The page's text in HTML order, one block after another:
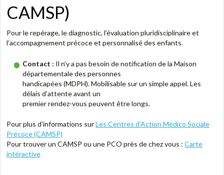
CAMSP)
Pour le repérage, le diagnostic, l’évaluation pluridisciplinaire et
l’accompagnement précoce et personnalisé des enfants.
Contact : Il n’y a pas besoin de notification de la Maison
départementale des personnes
handicapées (MDPH). Mobilisable sur un simple appel. Les
délais d’attente avant un
premier rendez-vous peuvent être longs.
Pour plus d’informations surLes Centres d’Action Médico Sociale
Précoce (CAMSP)
Pour trouver un CAMSP ou une PCO près de chez vous : Carte
intéractive